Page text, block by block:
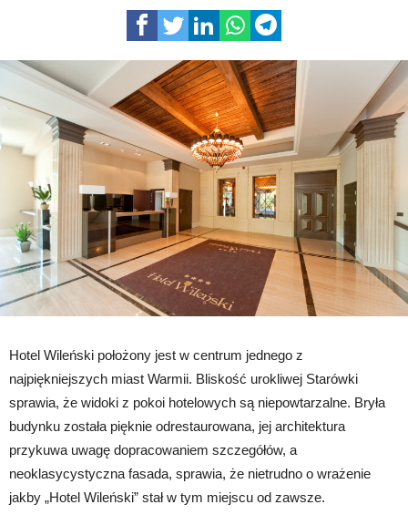
Hotel Wileński położony jest w centrum jednego z
najpiękniejszych miast Warmii. Bliskość urokliwej Starówki
sprawia, że widoki z pokoi hotelowych są niepowtarzalne. Bryła
budynku została pięknie odrestaurowana, jej architektura
przykuwa uwagę dopracowaniem szczegółów, a
neoklasycystyczna fasada, sprawia, że nietrudno o wrażenie
jakby „Hotel Wileński” stał w tym miejscu od zawsze.